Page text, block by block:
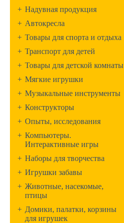
+ Надувная продукция
+ Автокресла
+ Товары для спорта и отдыха
+ Транспорт для детей
+ Товары для детской комнаты
+ Мягкие игрушки
+ Музыкальные инструменты
+ Конструкторы
+ Опыты, исследования
+ Компьютеры.
Интерактивные игры
+ Наборы для творчества
+ Игрушки забавы
+ Животные, насекомые,
птицы
+ Домики, палатки, корзины
для игрушек